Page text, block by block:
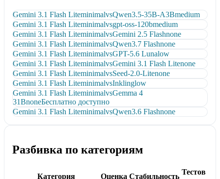
Gemini 3.1 Flash LiteminimalvsQwen3.5-35B-A3Bmedium
Gemini 3.1 Flash Liteminimalvsgpt-oss-120bmedium
Gemini 3.1 Flash LiteminimalvsGemini 2.5 Flashnone
Gemini 3.1 Flash LiteminimalvsQwen3.7 Flashnone
Gemini 3.1 Flash LiteminimalvsGPT-5.6 Lunalow
Gemini 3.1 Flash LiteminimalvsGemini 3.1 Flash Litenone
Gemini 3.1 Flash LiteminimalvsSeed-2.0-Litenone
Gemini 3.1 Flash LiteminimalvsInklinglow
Gemini 3.1 Flash LiteminimalvsGemma 4
31BnoneБесплатно доступно
Gemini 3.1 Flash LiteminimalvsQwen3.6 Flashnone
Разбивка по категориям
Категория Оценка Стабильность
Тестов